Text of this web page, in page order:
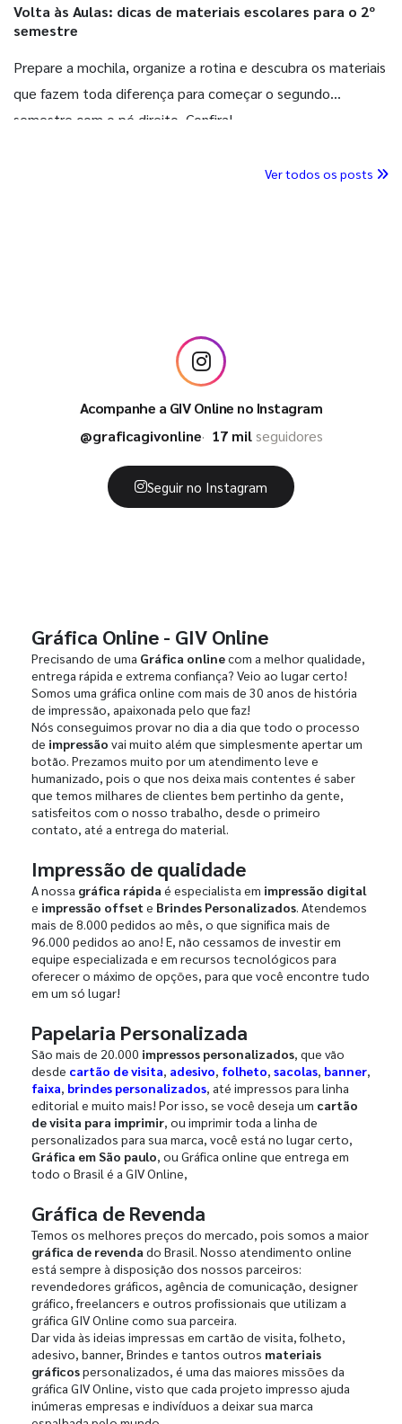
Volta às Aulas: dicas de materiais escolares para o 2º
semestre
Prepare a mochila, organize a rotina e descubra os materiais
que fazem toda diferença para começar o segundo
semestre com o pé direito. Confira!
Ver todos os posts
Acompanhe a GIV Online no Instagram
@graficagivonline
17 milseguidores
Seguir no Instagram
Gráfica Online - GIV Online
Precisando de uma Gráfica onlinecom a melhor qualidade,
entrega rápida e extrema confiança? Veio ao lugar certo!
Somos uma gráfica online com mais de 30 anos de história
de impressão, apaixonada pelo que faz!
Nós conseguimos provar no dia a dia que todo o processo
de impressão vai muito além que simplesmente apertar um
botão. Prezamos muito por um atendimento leve e
humanizado, pois o que nos deixa mais contentes é saber
que temos milhares de clientes bem pertinho da gente,
satisfeitos com o nosso trabalho, desde o primeiro
contato, até a entrega do material.
Impressão de qualidade
A nossa gráfica rápida é especialista em impressão digital
e impressão offset e Brindes Personalizados. Atendemos
mais de 8.000 pedidos ao mês, o que significa mais de
96.000 pedidos ao ano! E, não cessamos de investir em
equipe especializada e em recursos tecnológicos para
oferecer o máximo de opções, para que você encontre tudo
em um só lugar!
Papelaria Personalizada
São mais de 20.000 impressos personalizados, que vão
desde cartão de visita, adesivo, folheto, sacolas, banner,
faixa, brindes personalizados, até impressos para linha
editorial e muito mais! Por isso, se você deseja um cartão
de visita para imprimir, ou imprimir toda a linha de
personalizados para sua marca, você está no lugar certo,
Gráfica em São paulo, ou Gráfica online que entrega em
todo o Brasil é a GIV Online,
Gráfica de Revenda
Temos os melhores preços do mercado, pois somos a maior
gráfica de revenda do Brasil. Nosso atendimento online
está sempre à disposição dos nossos parceiros:
revendedores gráficos, agência de comunicação, designer
gráfico, freelancers e outros profissionais que utilizam a
gráfica GIV Online como sua parceira.
Dar vida às ideias impressas em cartão de visita, folheto,
adesivo, banner, Brindes e tantos outros materiais
gráficospersonalizados, é uma das maiores missões da
gráfica GIV Online, visto que cada projeto impresso ajuda
inúmeras empresas e indivíduos a deixar sua marca